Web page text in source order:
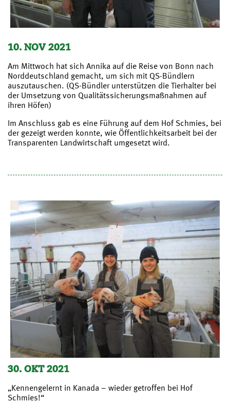
10. NOV 2021
Am Mittwoch hat sich Annika auf die Reise von Bonn nach
Norddeutschland gemacht, um sich mit QS-Bündlern
auszutauschen. (QS-Bündler unterstützen die Tierhalter bei
der Umsetzung von Qualitätssicherungsmaßnahmen auf
ihren Höfen)
Im Anschluss gab es eine Führung auf dem Hof Schmies, bei
der gezeigt werden konnte, wie Öffentlichkeitsarbeit bei der
Transparenten Landwirtschaft umgesetzt wird.
30. OKT 2021
„Kennengelernt in Kanada – wieder getroffen bei Hof
Schmies!“